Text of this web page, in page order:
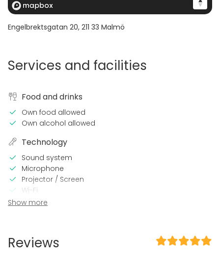
Engelbrektsgatan 20, 211 33 Malmö
Services and facilities
Food and drinks
Own food allowed
Own alcohol allowed
Technology
Sound system
Microphone
Projector / Screen
Wi-Fi
Video conferencing equipment
Late night events OK
Show more
Reviews